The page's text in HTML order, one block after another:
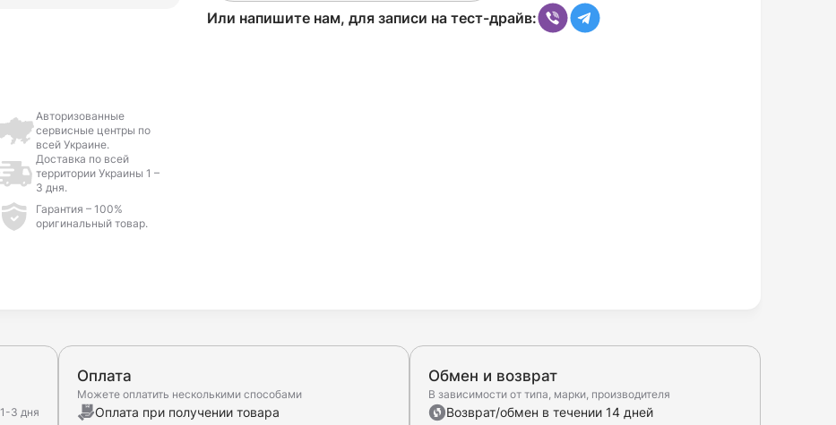
Авторизованные
сервисные центры по
всей Украине.
Доставка по всей
территории Украины 1 –
3 дня.
Гарантия – 100%
оригинальный товар.
Или напишите нам, для записи на тест-драйв:
1-3 дня
Оплата
Можете оплатить несколькими способами
Оплата при получении товара
Обмен и возврат
В зависимости от типа, марки, производителя
Возврат/обмен в течении 14 дней